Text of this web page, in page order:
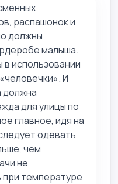
распашонок и
должны
малыша.
использовании
И
должна
для улицы по
главное, идя на
одевать
чем
не
температуре